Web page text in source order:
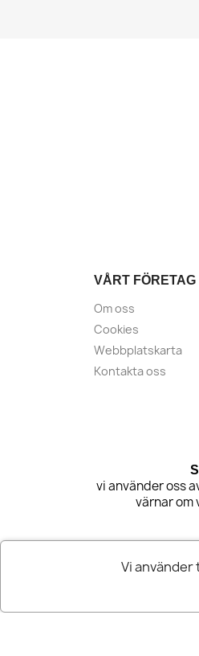
VÅRT FÖRETAG
Om oss
Cookies
Webbplatskarta
Kontakta oss
vi använder oss
värnar om
Vi